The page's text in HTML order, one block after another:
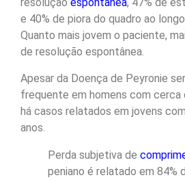
e 40% de piora do quadro ao
Quanto mais jovem o paciente,
de resolução espontânea.
Apesar da Doença de Peyronie
frequente em homens com cerca
há casos relatados em jovens
anos.
Perda subjetiva de
peniano é relatado em 84%